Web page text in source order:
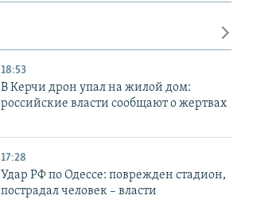
18:53
В Керчи дрон упал на жилой дом:
российские власти сообщают о жертвах
17:28
Удар РФ по Одессе: поврежден стадион,
пострадал человек – власти